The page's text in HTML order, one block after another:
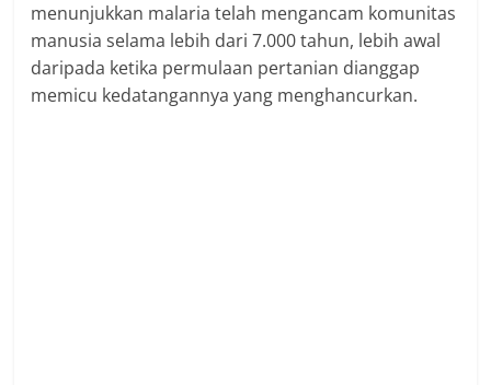
menunjukkan malaria telah mengancam komunitas
manusia selama lebih dari 7.000 tahun, lebih awal
daripada ketika permulaan pertanian dianggap
memicu kedatangannya yang menghancurkan.